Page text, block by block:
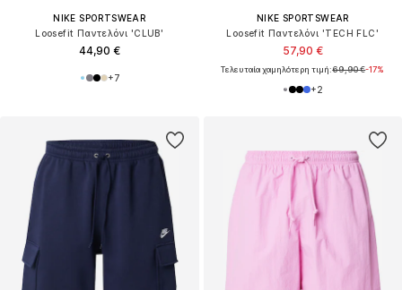
NIKE SPORTSWEAR
Loosefit Παντελόνι 'CLUB'
44,90 €
+7
NIKE SPORTSWEAR
Loosefit Παντελόνι 'TECH FLC'
57,90 €
Τελευταία χαμηλότερη τιμή:69,90 €-17%
+2